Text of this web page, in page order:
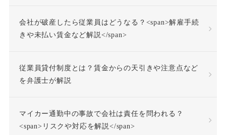
会社が破産したら従業員はどうなる？<span>解雇手続
きや未払い賃金など解説</span>
従業員貸付制度とは？賃金からの天引きや注意点など
を弁護士が解説
マイカー通勤中の事故で会社は責任を問われる？
<span>リスクや対応を解説</span>